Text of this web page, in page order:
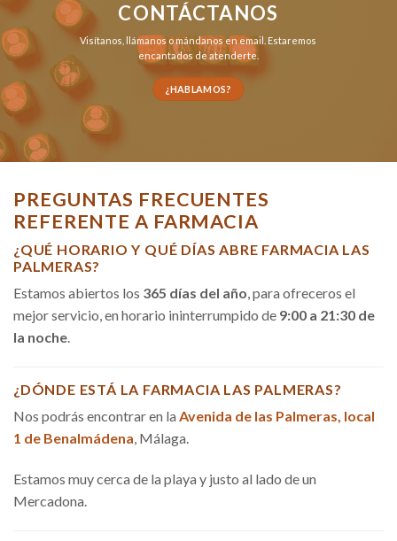
CONTÁCTANOS
Visítanos, llámanosomándanos en email . Estaremos
encantados de atenderte.
¿HABLAMOS?
PREGUNTAS FRECUENTES
REFERENTE A FARMACIA
¿QUÉ HORARIO Y QUÉ DÍAS ABRE FARMACIA LAS
PALMERAS?
Estamos abiertos los 365 días del año, para ofreceros el
mejor servicio, en horario ininterrumpido de 9:00 a 21:30 de
la noche.
¿DÓNDE ESTÁ LA FARMACIA LAS PALMERAS?
Nos podrás encontrar en la Avenida de las Palmeras, local
1 de Benalmádena, Málaga.
Estamos muy cerca de la playa y justo al lado de un
Mercadona.